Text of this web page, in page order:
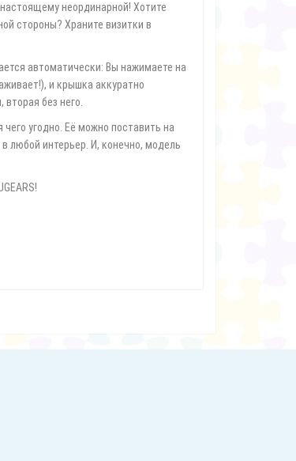
неординарной! Хотите
стороны? Храните визитки в
автоматически: Вы нажимаете на
и крышка аккуратно
без него.
угодно. Её можно поставить на
любой интерьер. И, конечно, модель